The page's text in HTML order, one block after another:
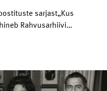
sarjast„Kus
Rahvusarhiivi…